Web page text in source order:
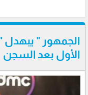
الجمهور "
الأول بعد السجن